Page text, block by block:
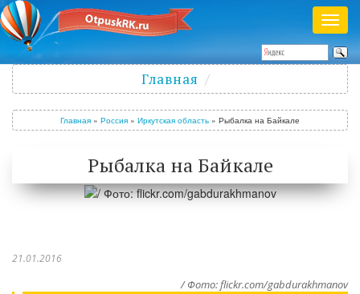
Полезный журнал о путешествиях
меню
Главная
Главная » Россия » Иркутская область » Рыбалка на Байкале
Рыбалка на Байкале
21.01.2016
/ Фото: flickr.com/gabdurakhmanov